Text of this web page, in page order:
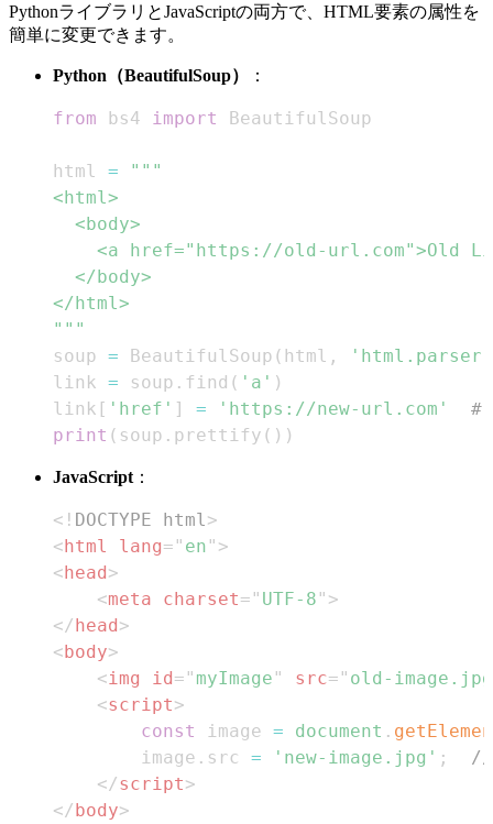
PythonライブラリとJavaScriptの両方で、HTML要素の属性を
簡単に変更できます。
Python（BeautifulSoup） ：
from bs4 import
html =
"""
soup = BeautifulSoup ( html ,
'html.parser'
link = soup . find ( 'a' )
link [ 'href' ] = 'https://new-url.com'
#
print ( soup . prettify ( ) )
JavaScript ：
<! DOCTYPE html >
<html lang= " en " >
<head>
<meta charset= " UTF-8 " >
</head>
<body>
<img id= " myImage " src= " old-image.jpg
<script>
const
image = document .
        image
. src = 'new-image.jpg' ;
//
</script>
</body>